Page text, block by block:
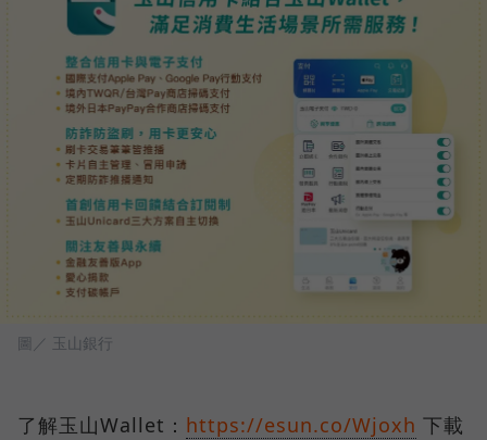
圖／ 玉山銀行
了解玉山Wallet： https://esun.co/Wjoxh 下載